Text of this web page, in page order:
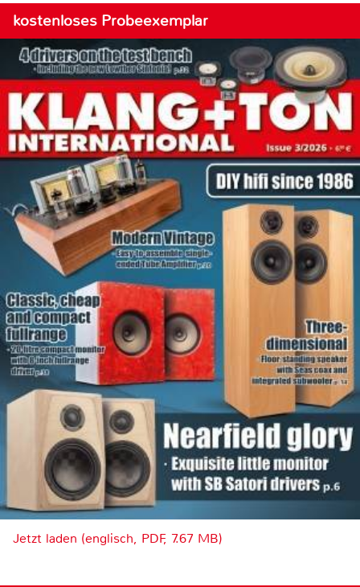
kostenloses Probeexemplar
Jetzt laden (englisch, PDF, 7.67 MB)